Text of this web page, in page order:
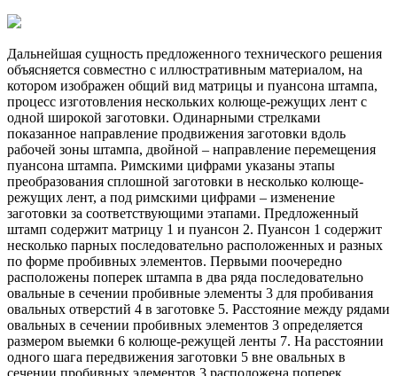
Дальнейшая сущность предложенного технического решения
объясняется совместно с иллюстративным материалом, на
котором изображен общий вид матрицы и пуансона штампа,
процесс изготовления нескольких колюще-режущих лент с
одной широкой заготовки. Одинарными стрелками
показанное направление продвижения заготовки вдоль
рабочей зоны штампа, двойной – направление перемещения
пуансона штампа. Римскими цифрами указаны этапы
преобразования сплошной заготовки в несколько колюще-
режущих лент, а под римскими цифрами – изменение
заготовки за соответствующими этапами. Предложенный
штамп содержит матрицу 1 и пуансон 2. Пуансон 1 содержит
несколько парных последовательно расположенных и разных
по форме пробивных элементов. Первыми поочередно
расположены поперек штампа в два ряда последовательно
овальные в сечении пробивные элементы 3 для пробивания
овальных отверстий 4 в заготовке 5. Расстояние между рядами
овальных в сечении пробивных элементов 3 определяется
размером выемки 6 колюще-режущей ленты 7. На расстоянии
одного шага передвижения заготовки 5 вне овальных в
сечении пробивных элементов 3 расположена поперек